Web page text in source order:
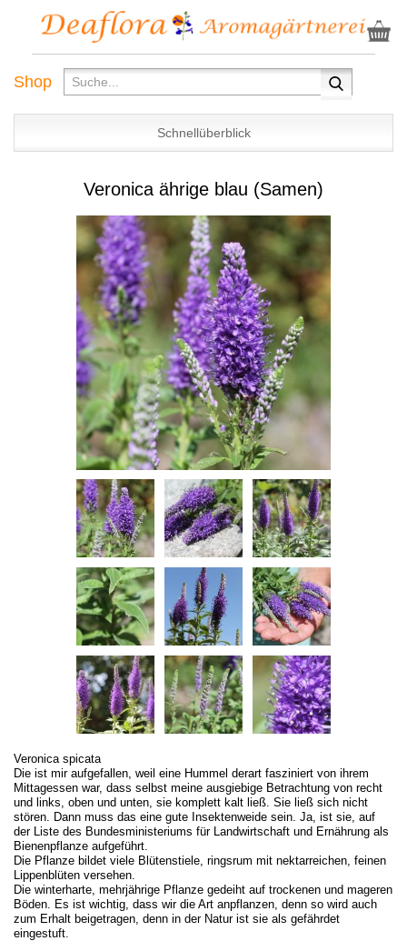
Shop
Schnellüberblick
Veronica ährige blau (Samen)
Veronica spicata
Die ist mir aufgefallen, weil eine Hummel derart fasziniert von ihrem
Mittagessen war, dass selbst meine ausgiebige Betrachtung von recht
und links, oben und unten, sie komplett kalt ließ. Sie ließ sich nicht
stören. Dann muss das eine gute Insektenweide sein. Ja, ist sie, auf
der Liste des Bundesministeriums für Landwirtschaft und Ernährung als
Bienenpflanze aufgeführt.
Die Pflanze bildet viele Blütenstiele, ringsrum mit nektarreichen, feinen
Lippenblüten versehen.
Die winterharte, mehrjährige Pflanze gedeiht auf trockenen und mageren
Böden. Es ist wichtig, dass wir die Art anpflanzen, denn so wird auch
zum Erhalt beigetragen, denn in der Natur ist sie als gefährdet
eingestuft.